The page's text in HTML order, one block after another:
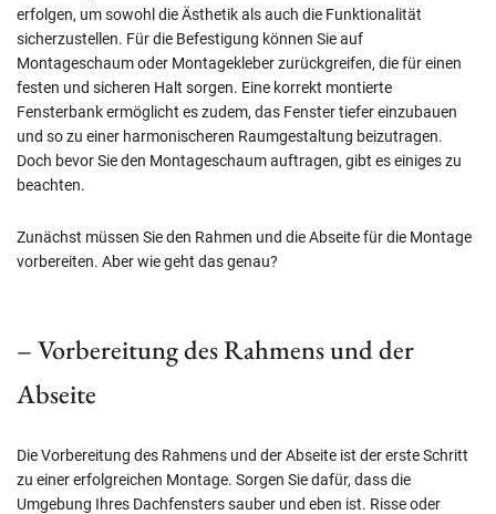
erfolgen, um sowohl die Ästhetik als auch die Funktionalität
sicherzustellen. Für die Befestigung können Sie auf
Montageschaum oder Montagekleber zurückgreifen, die für einen
festen und sicheren Halt sorgen. Eine korrekt montierte
Fensterbank ermöglicht es zudem, das Fenster tiefer einzubauen
und so zu einer harmonischeren Raumgestaltung beizutragen.
Doch bevor Sie den Montageschaum auftragen, gibt es einiges zu
beachten.
Zunächst müssen Sie den Rahmen und die Abseite für die Montage
vorbereiten. Aber wie geht das genau?
– Vorbereitung des Rahmens und der
Abseite
Die Vorbereitung des Rahmens und der Abseite ist der erste Schritt
zu einer erfolgreichen Montage. Sorgen Sie dafür, dass die
Umgebung Ihres Dachfensters sauber und eben ist. Risse oder